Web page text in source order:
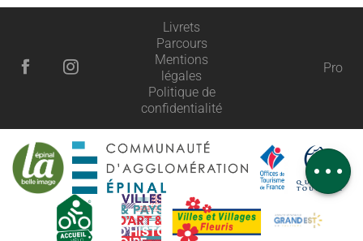
Horaires
Avis
Livrets
Parcours
Mentions
légales
Politique de
confidentialité
Pro